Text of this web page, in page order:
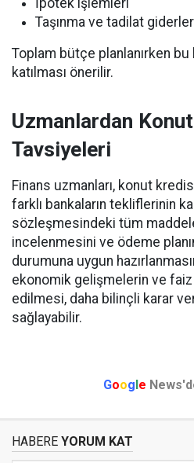
Taşınma ve tadilat
Toplam bütçe planlanırken
katılması önerilir.
Uzmanlardan
Tavsiyeleri
Finans uzmanları, konut
farklı bankaların tekliflerinin
sözleşmesindeki tüm
incelenmesini ve ödeme
durumuna uygun
ekonomik gelişmelerin ve faiz
edilmesi, daha bilinçli karar
sağlayabilir.
Google
HABERE YORUM KAT